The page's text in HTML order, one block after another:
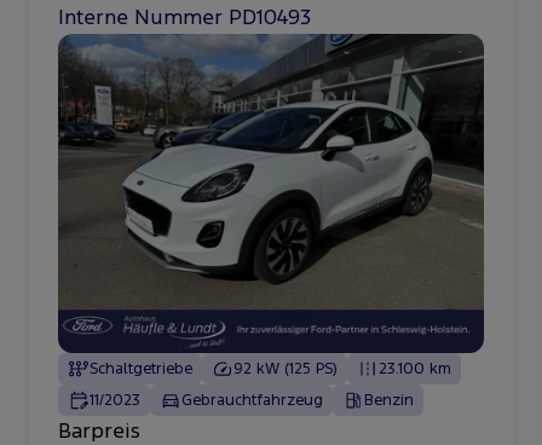
Interne Nummer PD10493
Schaltgetriebe 92 kW (125 PS)
23.100 km
11/2023
Gebrauchtfahrzeug Benzin
Barpreis